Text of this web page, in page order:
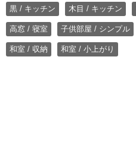
黒 / キッチン 木目 / キッチン
高窓 / 寝室 子供部屋 / シンプル
和室 / 収納 和室 / 小上がり